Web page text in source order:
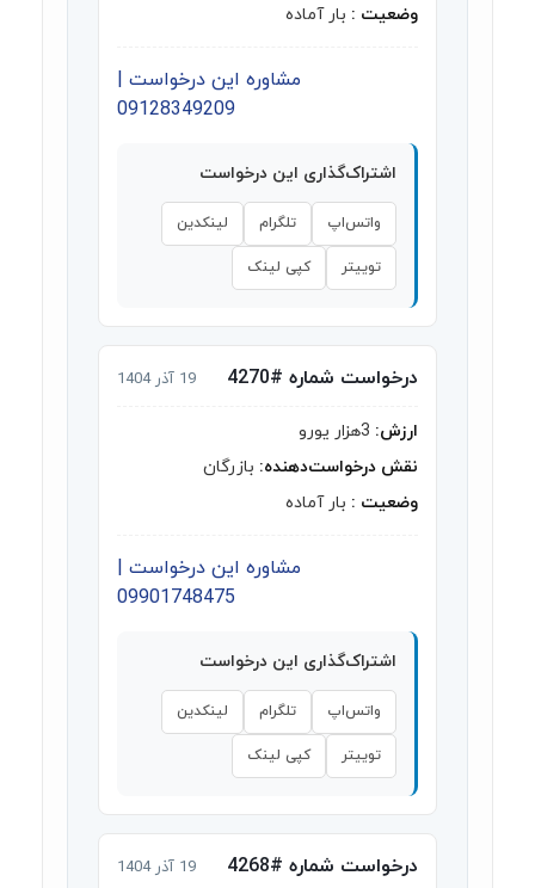
وضعیت : بار آماده
مشاوره این درخواست |
09128349209
اشتراک‌گذاری این درخواست
واتس‌اپ تلگرام لینکدین
توییتر کپی لینک
درخواست شماره #4270 19 آذر 1404
ارزش:
نقش درخواست‌دهنده: بازرگان
وضعیت : بار آماده
مشاوره این درخواست |
09901748475
اشتراک‌گذاری این درخواست
واتس‌اپ تلگرام لینکدین
توییتر کپی لینک
درخواست شماره #4268 19 آذر 1404